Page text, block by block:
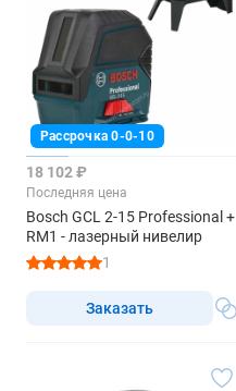
Рассрочка 0-0-10
18 102 ₽
Последняя цена
Bosch GCL 2-15 Professional +
RM1 - лазерный нивелир
1
Заказать